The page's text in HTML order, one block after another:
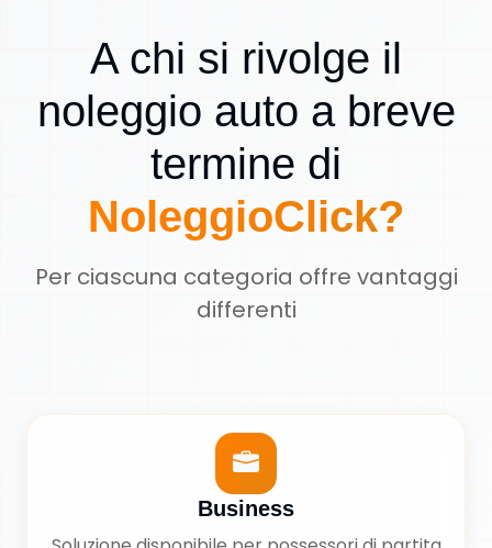
A chi si rivolge il
noleggio auto a breve
termine di
NoleggioClick?
Per ciascuna categoria offre vantaggi
differenti
Business